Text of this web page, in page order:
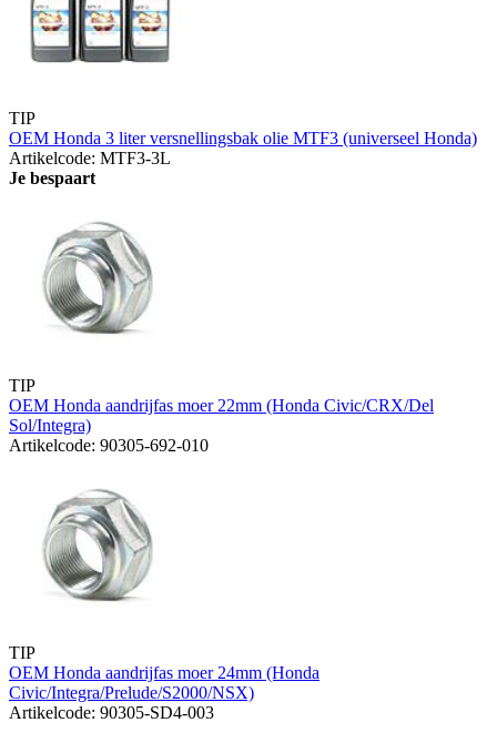
TIP
OEM Honda 3 liter versnellingsbak olie MTF3 (universeel Honda)
Artikelcode: MTF3-3L
Je bespaart
TIP
OEM Honda aandrijfas moer 22mm (Honda Civic/CRX/Del
Sol/Integra)
Artikelcode: 90305-692-010
TIP
OEM Honda aandrijfas moer 24mm (Honda
Civic/Integra/Prelude/S2000/NSX)
Artikelcode: 90305-SD4-003